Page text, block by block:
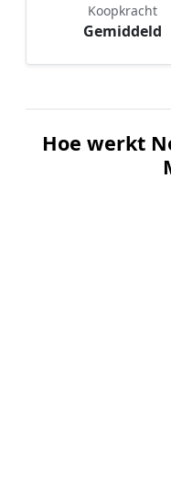
Koopkracht
Gemiddeld
Hoe werkt